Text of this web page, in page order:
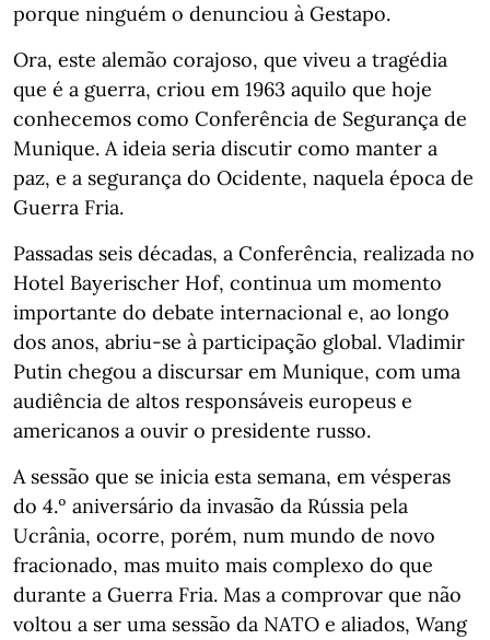
porque ninguém o denunciou à Gestapo.
Ora, este alemão corajoso, que viveu a tragédia
que é a guerra, criou em 1963 aquilo que hoje
conhecemos como Conferência de Segurança de
Munique. A ideia seria discutir como manter a
paz, e a segurança do Ocidente, naquela época de
Guerra Fria.
Passadas seis décadas, a Conferência, realizada no
Hotel Bayerischer Hof, continua um momento
importante do debate internacional e, ao longo
dos anos, abriu-se à participação global. Vladimir
Putin chegou a discursar em Munique, com uma
audiência de altos responsáveis europeus e
americanos a ouvir o presidente russo.
A sessão que se inicia esta semana, em vésperas
do 4.º aniversário da invasão da Rússia pela
Ucrânia, ocorre, porém, num mundo de novo
fracionado, mas muito mais complexo do que
durante a Guerra Fria. Mas a comprovar que não
voltou a ser uma sessão da NATO e aliados, Wang